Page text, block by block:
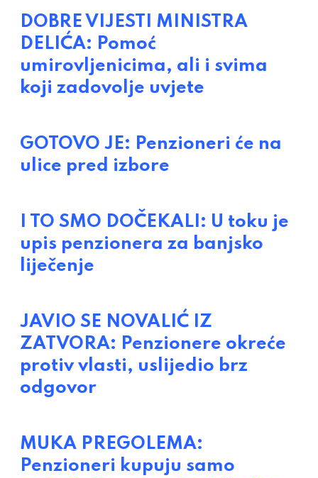
DOBRE VIJESTI MINISTRA
DELIĆA: Pomoć
umirovljenicima, ali i svima
koji zadovolje uvjete
GOTOVO JE: Penzioneri će na
ulice pred izbore
I TO SMO DOČEKALI: U toku je
upis penzionera za banjsko
liječenje
JAVIO SE NOVALIĆ IZ
ZATVORA: Penzionere okreće
protiv vlasti, uslijedio brz
odgovor
MUKA PREGOLEMA:
Penzioneri kupuju samo